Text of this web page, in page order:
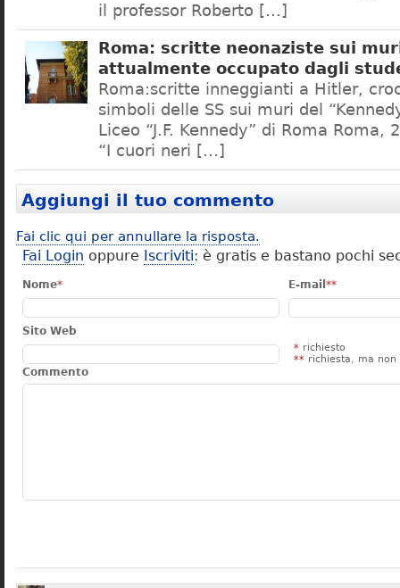
il professor Roberto […]
Roma: scritte neonaziste sui
attualmente occupato dagli
Roma:scritte inneggianti a Hitler,
simboli delle SS sui muri del
Liceo “J.F. Kennedy” di Roma Roma,
“I cuori neri […]
Aggiungi il tuo commento
Fai clic qui per annullare la risposta.
Fai Login oppure Iscriviti: è gratis e bastano pochi
Nome* E-mail **
Sito Web
* richiesto
** richiesta, ma non
Commento